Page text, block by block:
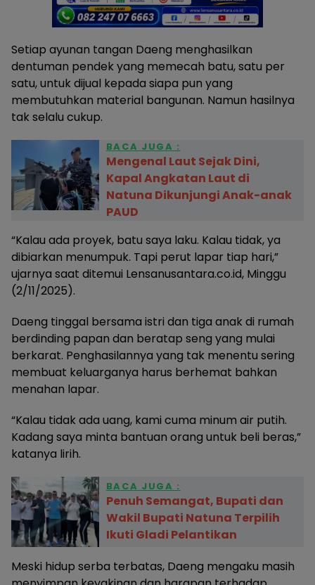
Setiap ayunan tangan Daeng menghasilkan
dentuman pendek yang memecah batu, satu per
satu, untuk dijual kepada siapa pun yang
membutuhkan material bangunan. Namun hasilnya
tak selalu cukup.
BACA JUGA :
Mengenal Laut Sejak Dini,
Kapal Angkatan Laut di
Natuna Dikunjungi Anak-anak
PAUD
“Kalau ada proyek, batu saya laku. Kalau tidak, ya
dibiarkan menumpuk. Tapi perut lapar tiap hari,”
ujarnya saat ditemui Lensanusantara.co.id, Minggu
(2/11/2025).
Daeng tinggal bersama istri dan tiga anak di rumah
berdinding papan dan beratap seng yang mulai
berkarat. Penghasilannya yang tak menentu sering
membuat keluarganya harus berhemat bahkan
menahan lapar.
“Kalau tidak ada uang, kami cuma minum air putih.
Kadang saya minta bantuan orang untuk beli beras,”
katanya lirih.
BACA JUGA :
Penuh Semangat, Bupati dan
Wakil Bupati Natuna Terpilih
Ikuti Gladi Pelantikan
Meski hidup serba terbatas, Daeng mengaku masih